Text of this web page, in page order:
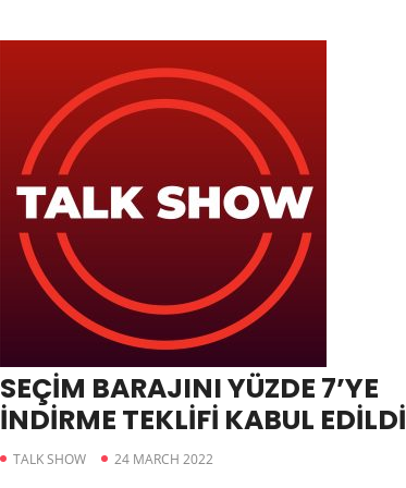
SEÇİM BARAJINI YÜZDE 7’YE
İNDİRME TEKLİFİ KABUL EDİLDİ
TALK SHOW 24 MARCH 2022